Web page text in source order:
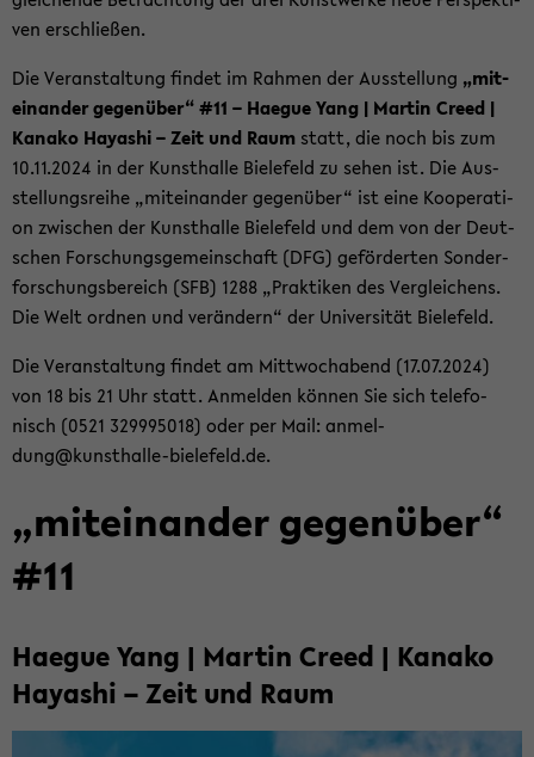
ven er­schlie­ßen.
Die Ver­an­stal­tung fin­det im Rah­men der Aus­stel­lung „mit­
ein­an­der ge­gen­über“ #11 – Ha­e­gue Yang | Mar­tin Creed |
Ka­na­ko Ha­ya­shi – Zeit und Raum statt, die noch bis zum
10.11.2024 in der Kunst­hal­le Bie­le­feld zu sehen ist. Die Aus­
stel­lungs­rei­he „mit­ein­an­der ge­gen­über“ ist eine Ko­ope­ra­ti­
on zwi­schen der Kunst­hal­le Bie­le­feld und dem von der Deut­
schen For­schungs­ge­mein­schaft (DFG) ge­för­der­ten Son­der­
for­schungs­be­reich (SFB) 1288 „Prak­ti­ken des Ver­glei­chens.
Die Welt ord­nen und ver­än­dern“ der Uni­ver­si­tät Bie­le­feld.
Die Ver­an­stal­tung fin­det am Mitt­woch­abend (17.07.2024)
von 18 bis 21 Uhr statt. An­mel­den kön­nen Sie sich te­le­fo­
nisch (0521 329995018) oder per Mail: an­mel­
dung@kunsthalle-​bielefeld.de.
„mit­ein­an­der ge­gen­über“
#11
Ha­e­gue Yang | Mar­tin Creed | Ka­na­ko
Ha­ya­shi – Zeit und Raum